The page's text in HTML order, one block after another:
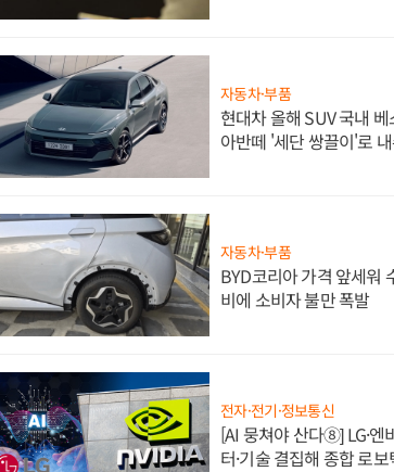
자동차·부품
현대차 올해 SUV 국내
아반떼 '세단 쌍끌이'로
자동차·부품
BYD코리아 가격 앞세워
비에 소비자 불만 폭발
전자·전기·정보통신
[AI 뭉쳐야 산다⑧] LG·엔
터·기술 결집해 종합 로